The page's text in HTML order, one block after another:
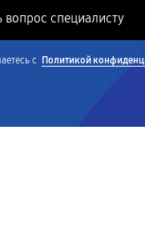
с Политикой